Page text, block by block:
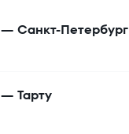
— Санкт-Петербург
— Тарту